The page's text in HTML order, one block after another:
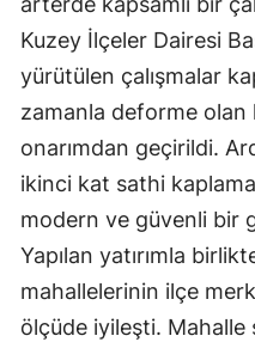
Kuzey İlçeler Dairesi
yürütülen çalışmalar
zamanla deforme olan
onarımdan geçirildi.
ikinci kat sathi
modern ve güvenli bir
Yapılan yatırımla
mahallelerinin ilçe
ölçüde iyileşti. Mahalle